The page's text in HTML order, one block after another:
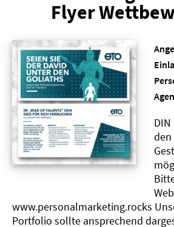
Flyer
den
www.personalmarketing.rocks
Portfolio sollte ansprechend